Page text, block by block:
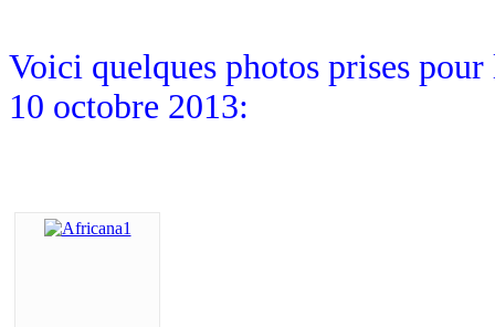
Voici quelques photos prises
10 octobre 2013: